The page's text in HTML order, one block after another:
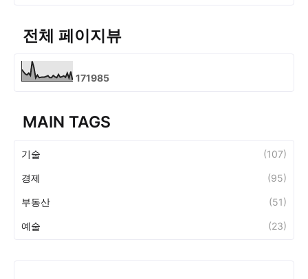
전체 페이지뷰
171985
MAIN TAGS
기술 (107)
경제 (95)
부동산 (51)
예술 (23)